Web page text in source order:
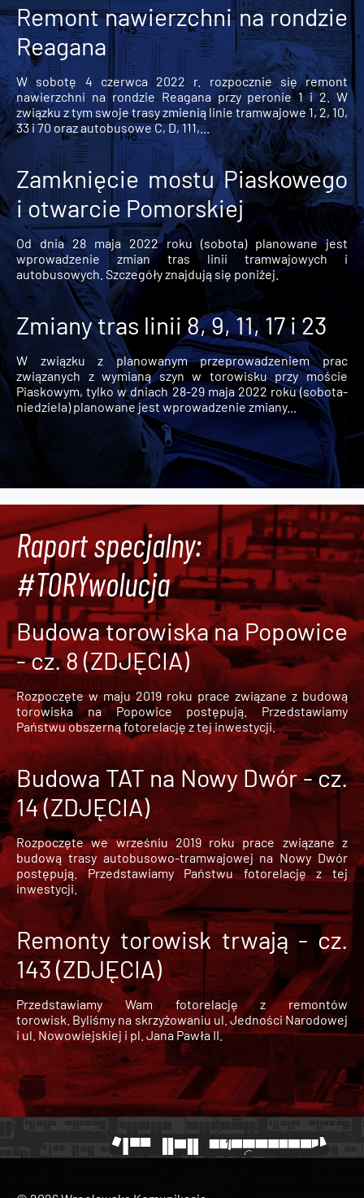
Remont nawierzchni na rondzie
Reagana
W sobotę 4 czerwca 2022 r. rozpocznie się remont
nawierzchni na rondzie Reagana przy peronie 1 i 2. W
związku z tym swoje trasy zmienią linie tramwajowe 1, 2, 10,
33 i 70 oraz autobusowe C, D, 111,...
Zamknięcie mostu Piaskowego
i otwarcie Pomorskiej
Od dnia 28 maja 2022 roku (sobota) planowane jest
wprowadzenie zmian tras linii tramwajowych i
autobusowych. Szczegóły znajdują się poniżej.
Zmiany tras linii 8, 9, 11, 17 i 23
W związku z planowanym przeprowadzeniem prac
związanych z wymianą szyn w torowisku przy moście
Piaskowym, tylko w dniach 28-29 maja 2022 roku (sobota-
niedziela) planowane jest wprowadzenie zmiany...
Raport specjalny:
#TORYwolucja
Budowa torowiska na Popowice
- cz. 8 (ZDJĘCIA)
Rozpoczęte w maju 2019 roku prace związane z budową
torowiska na Popowice
postępują. Przedstawiamy
Państwu obszerną fotorelację z tej inwestycji.
Budowa TAT na Nowy Dwór - cz.
14 (ZDJĘCIA)
Rozpoczęte we wrześniu 2019 roku prace związane z
budową trasy autobusowo-tramwajowej na Nowy Dwór
postępują. Przedstawiamy Państwu fotorelację z tej
inwestycji.
Remonty torowisk trwają - cz.
143 (ZDJĘCIA)
Przedstawiamy Wam fotorelację z remontów
torowisk. Byliśmy na skrzyżowaniu ul. Jedności Narodowej
i ul. Nowowiejskiej i pl. Jana Pawła II.